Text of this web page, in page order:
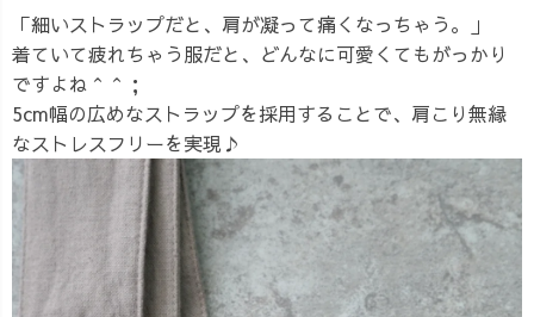
「細いストラップだと、肩が凝って痛くなっちゃう。」
着ていて疲れちゃう服だと、どんなに可愛くてもがっかり
ですよね＾＾；
5cm幅の広めなストラップを採用することで、肩こり無縁
なストレスフリーを実現♪